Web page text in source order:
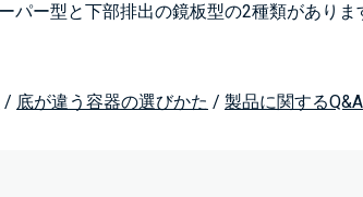
パー型と下部排出の鏡板型の2種類がありま
/ 底が違う容器の選びかた / 製品に関するQ&A